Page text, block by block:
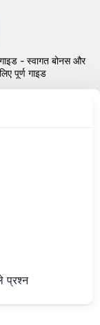
- स्वागत बोनस और
पूर्ण गाइड
प्रश्न